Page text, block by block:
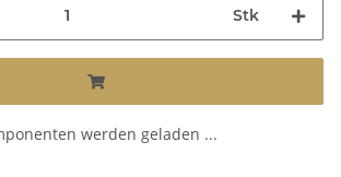
Stk
werden geladen ...